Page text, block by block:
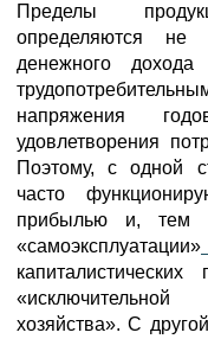
Пределы
определяются не
денежного
напряжения
удовлетворения
Поэтому, с одной
часто
прибылью и, тем
«самоэксплуатации»
«исключительной
хозяйства». С